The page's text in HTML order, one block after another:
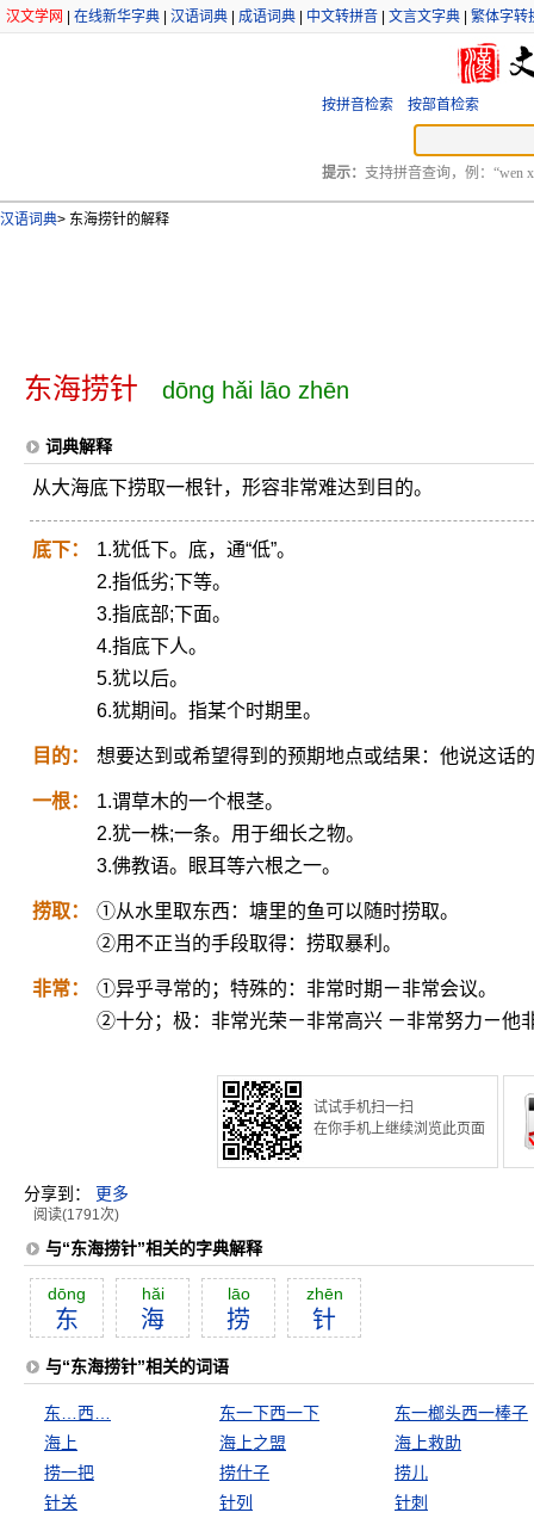
汉文学网 在线新华字典 汉语词典 成语词典 中文转拼音 文言文字典 繁体字转
按拼音检索 按部首检索
提示： 支持拼音查询，例：“wen
汉语词典> 东海捞针的解释
东海捞针 dōng hǎi lāo zhēn
词典解释
从大海底下捞取一根针，形容非常难达到目的。
底下：
1.犹低下。底，通“低”。
2.指低劣;下等。
3.指底部;下面。
4.指底下人。
5.犹以后。
6.犹期间。指某个时期里。
目的： 想要达到或希望得到的预期地点或结果：他说这话
一根：
1.谓草木的一个根茎。
2.犹一株;一条。用于细长之物。
3.佛教语。眼耳等六根之一。
捞取：
①从水里取东西：塘里的鱼可以随时捞取。
②用不正当的手段取得：捞取暴利。
非常：
①异乎寻常的；特殊的：非常时期ㄧ非常会议。
②十分；极：非常光荣ㄧ非常高兴 ㄧ非常努力ㄧ他
试试手机扫一扫
在你手机上继续浏览此页面
分享到： 更多
阅读(1791次)
与“东海捞针”相关的字典解释
dōng
东
hăi
海
lāo
捞
zhēn
针
与“东海捞针”相关的词语
东…西… 东一下西一下
东一榔头西一棒子
海上
海上之盟
海上救助
捞一把
捞什子
捞儿
针关
针列 针刺